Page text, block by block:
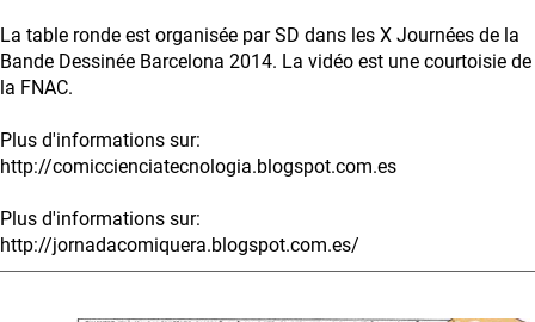
La table ronde est organisée par SD dans les X Journées de la
Bande Dessinée Barcelona 2014. La vidéo est une courtoisie de
la FNAC.
Plus d'informations sur:
http://comiccienciatecnologia.blogspot.com.es
Plus d'informations sur:
http://jornadacomiquera.blogspot.com.es/